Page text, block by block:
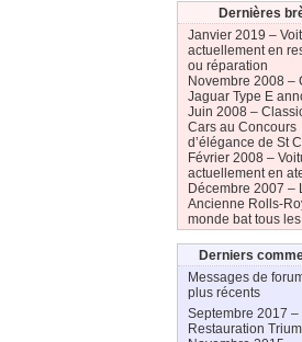
Dernières
Janvier 2019 –
actuellement en
ou réparation
Novembre 2008 –
Jaguar Type E
Juin 2008 –
Cars au Concours
d’élégance de St
Février 2008 –
actuellement en
Décembre 2007 –
Ancienne Rolls-
monde bat tous les
Derniers
Messages de
plus récents
Septembre 2017 –
Restauration